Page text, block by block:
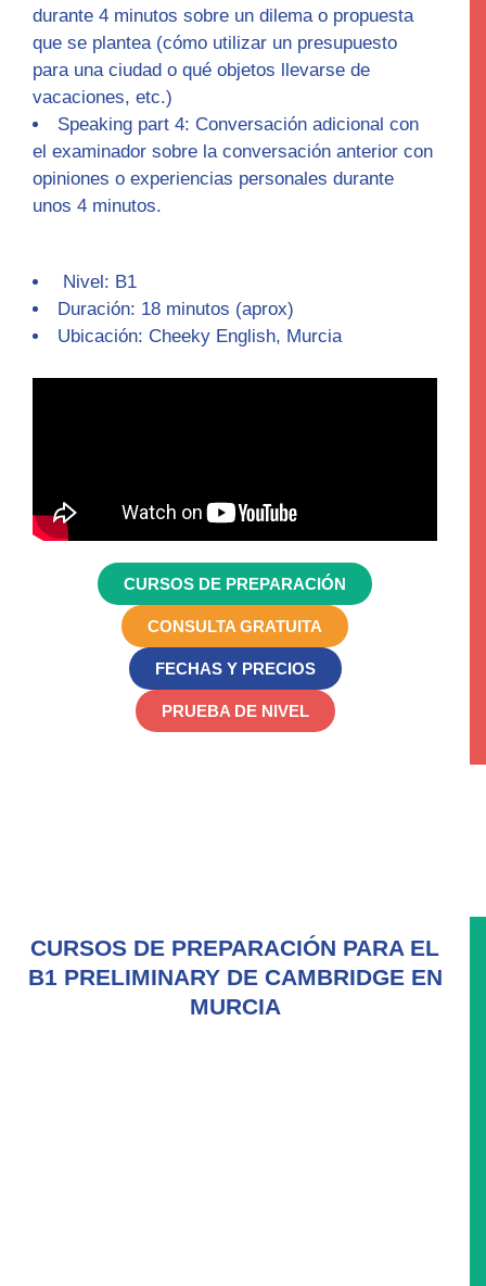
durante 4 minutos sobre un dilema o propuesta
que se plantea (cómo utilizar un presupuesto
para una ciudad o qué objetos llevarse de
vacaciones, etc.)
Speaking part 4: Conversación adicional con
el examinador sobre la conversación anterior con
opiniones o experiencias personales durante
unos 4 minutos.
Nivel: B1
Duración: 18 minutos (aprox)
Ubicación: Cheeky English, Murcia
CURSOS DE PREPARACIÓN
CONSULTA GRATUITA
FECHAS Y PRECIOS
PRUEBA DE NIVEL
CURSOS DE PREPARACIÓN PARA EL
B1 PRELIMINARY DE CAMBRIDGE EN
MURCIA